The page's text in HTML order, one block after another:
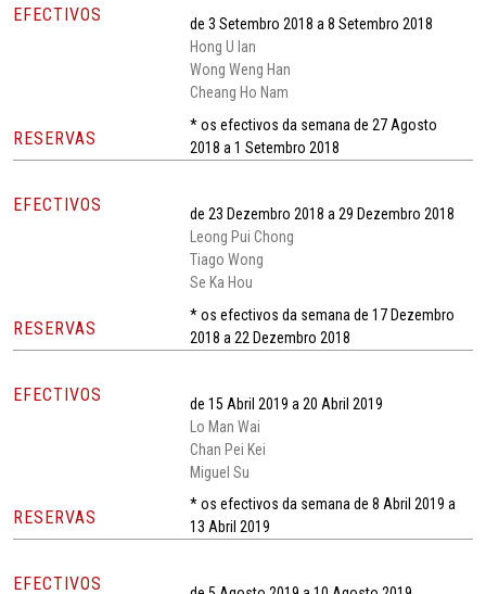
EFECTIVOS
de 3 Setembro 2018 a 8 Setembro 2018
Hong U Ian
Wong Weng Han
Cheang Ho Nam
RESERVAS
* os efectivos da semana de 27 Agosto
2018 a 1 Setembro 2018
EFECTIVOS
de 23 Dezembro 2018 a 29 Dezembro 2018
Leong Pui Chong
Tiago Wong
Se Ka Hou
RESERVAS
* os efectivos da semana de 17 Dezembro
2018 a 22 Dezembro 2018
EFECTIVOS
de 15 Abril 2019 a 20 Abril 2019
Lo Man Wai
Chan Pei Kei
Miguel Su
RESERVAS
* os efectivos da semana de 8 Abril 2019 a
13 Abril 2019
EFECTIVOS